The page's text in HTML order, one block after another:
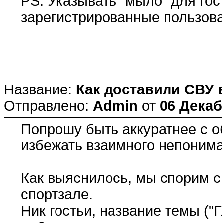
зарегистрированные
Название: Как доставили СВУ
Отправлено: Admin от 06
Попрошу быть аккуратнее с
избежать взаимного
Как выяснилось, мы спорим
спортзале.
Ник гостьи, название темы